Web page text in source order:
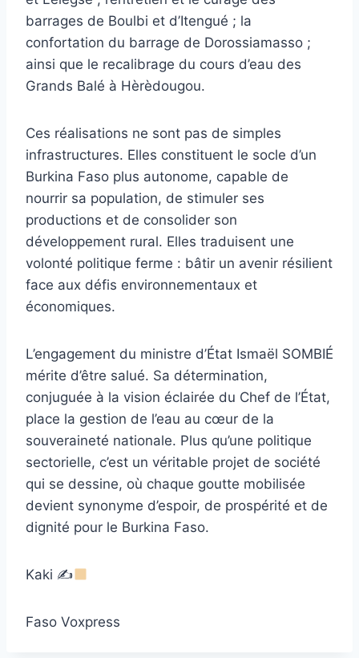
barrages de Boulbi et d’Itengué ; la
confortation du barrage de Dorossiamasso ;
ainsi que le recalibrage du cours d’eau des
Grands Balé à Hèrèdougou.
Ces réalisations ne sont pas de simples
infrastructures. Elles constituent le socle d’un
Burkina Faso plus autonome, capable de
nourrir sa population, de stimuler ses
productions et de consolider son
développement rural. Elles traduisent une
volonté politique ferme : bâtir un avenir résilient
face aux défis environnementaux et
économiques.
L’engagement du ministre d’État Ismaël SOMBIÉ
mérite d’être salué. Sa détermination,
conjuguée à la vision éclairée du Chef de l’État,
place la gestion de l’eau au cœur de la
souveraineté nationale. Plus qu’une politique
sectorielle, c’est un véritable projet de société
qui se dessine, où chaque goutte mobilisée
devient synonyme d’espoir, de prospérité et de
dignité pour le Burkina Faso.
Kaki ✍
Faso Voxpress